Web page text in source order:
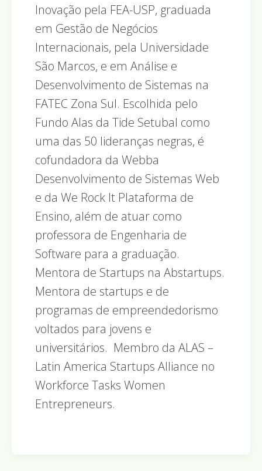
Inovação pela FEA-USP, graduada
em Gestão de Negócios
Internacionais, pela Universidade
São Marcos, e em Análise e
Desenvolvimento de Sistemas na
FATEC Zona Sul. Escolhida pelo
Fundo Alas da Tide Setubal como
uma das 50 lideranças negras, é
cofundadora da Webba
Desenvolvimento de Sistemas Web
e da We Rock It Plataforma de
Ensino, além de atuar como
professora de Engenharia de
Software para a graduação.
Mentora de Startups na Abstartups.
Mentora de startups e de
programas de empreendedorismo
voltados para jovens e
universitários. Membro da ALAS –
Latin America Startups Alliance no
Workforce Tasks Women
Entrepreneurs.